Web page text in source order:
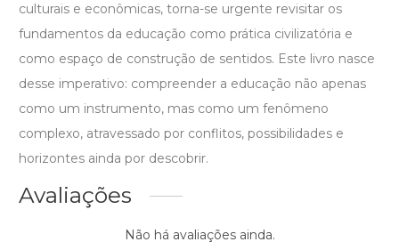
culturais e econômicas, torna-se urgente revisitar os
fundamentos da educação como prática civilizatória e
como espaço de construção de sentidos. Este livro nasce
desse imperativo: compreender a educação não apenas
como um instrumento, mas como um fenômeno
complexo, atravessado por conflitos, possibilidades e
horizontes ainda por descobrir.
Avaliações
Não há avaliações ainda.